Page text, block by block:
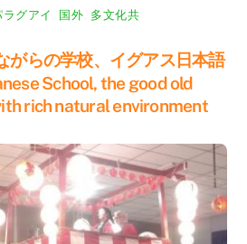
ラグアイ 国外 多文化共
がらの学校、イグアス日本語
School, the good old
rich natural environment